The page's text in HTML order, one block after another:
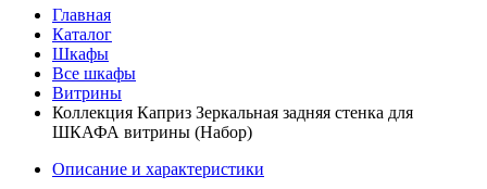
Главная
Каталог
Шкафы
Все шкафы
Витрины
Коллекция Каприз Зеркальная задняя стенка для
ШКАФА витрины (Набор)
Описание и характеристики